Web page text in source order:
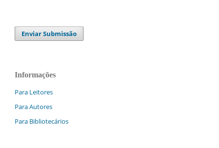
Enviar Submissão
Informações
Para Leitores
Para Autores
Para Bibliotecários